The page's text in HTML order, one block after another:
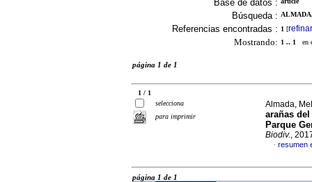
Base de datos :
Búsqueda :
Referencias encontradas : 1 [refinar
Mostrando: 1 .. 1 en
página 1 de 1
1 / 1
selecciona
para imprimir
Almada,
arañas
Parque
Biodiv.,
· resumen
página 1 de 1